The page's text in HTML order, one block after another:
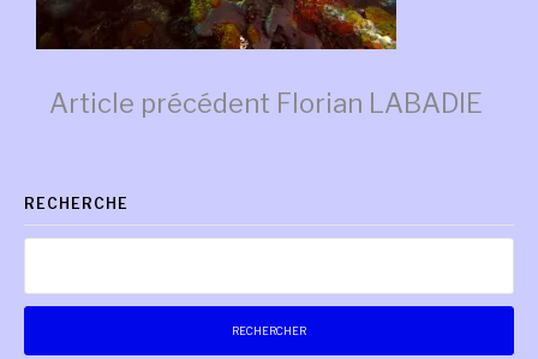
Lire
la
suite
Article précédent Florian LABADIE
RECHERCHE